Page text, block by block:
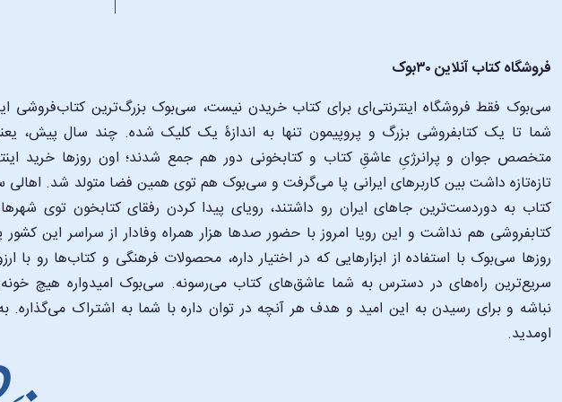
فروشگاه کتاب آنلاین ۳۰بوک
سی‌بوک فقط فروشگاه اینترنتی‌ای برای کتاب خریدن نیست، سی‌بوک بزرگ‌ترین کتاب‌فروشی
متخصص جوان و پرانرژیِ عاشقِ کتاب و کتابخونی دور هم جمع شدند؛ اون‌ روزها خرید
تازه‌تازه داشت بین کاربرهای ایرانی پا می‌گرفت و سی‌بوک هم توی همین فضا متولد شد.
کتاب به دوردست‌ترین جاهای ایران رو داشتند، رویای پیدا کردن رفقای کتابخون توی
کتابفروشی هم نداشت و این رویا امروز با حضور صدها هزار همراه وفادار از سراسر این
‌روزها سی‌بوک با استفاده از ابزارهایی که در اختیار داره، محصولات فرهنگی و کتاب‌ها رو با
سریع‌ترین راه‌های در دسترس به شما عاشق‌های کتاب می‌رسونه. سی‌بوک امیدواره هیچ
نباشه و برای رسیدن به این امید و هدف هر آنچه در توان داره با شما به اشتراک
اومدید.